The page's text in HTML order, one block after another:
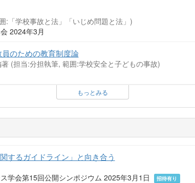
:「学校事故と法」「いじめ問題と法」)
2024年3月
のための教育制度論
(担当:分担執筆, 範囲:学校安全と子どもの事故)
もっとみる
するガイドライン」と向き合う
学会第15回公開シンポジウム 2025年3月1日
招待有り